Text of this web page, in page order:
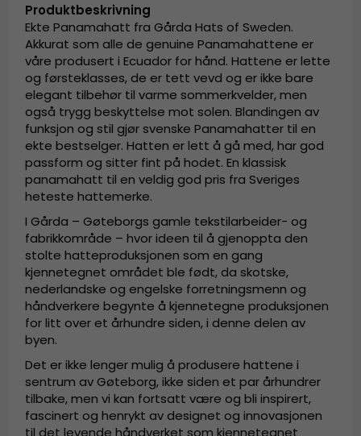
Produktbeskrivning
Ekte Panamahatt fra Gårda Hats of Sweden.
Akkurat som alle de genuine Panamahattene er
våre produsert i Ecuador for hånd. Hattene er lette
og førsteklasses, de er tett vevd og er ikke bare
elegant tilbehør til varme sommerkvelder, men
også trygg beskyttelse mot solen. Blandingen av
funksjon og stil gjør svenske Panamahatter til en
ekte bestselger. Hatten er lett å gå med, har god
passform og sitter fint på hodet. En klassisk
panamahatt til en veldig god pris fra Sveriges
heteste hattemerke.
I Gårda – Gøteborgs gamle tekstilarbeider- og
fabrikkområde – hvor ideen til å gjenoppta den
stolte hatteproduksjonen som en gang
kjennetegnet området ble født, da skotske,
nederlandske og engelske forretningsmenn og
håndverkere begynte å kjennetegne produksjonen
for litt over et århundre siden, i denne delen av
byen.
Det er ikke lenger mulig å produsere hattene i
sentrum av Gøteborg, ikke siden et par århundrer
tilbake, men vi kan fortsatt være og bli inspirert,
fascinert og henrykt av designet og innovasjonen
til det levende håndverket som kjennetegnet